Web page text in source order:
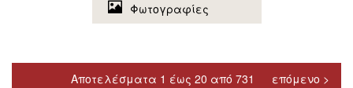
Φωτογραφίες
Αποτελέσματα 1 έως 20 από 731 επόμενο >